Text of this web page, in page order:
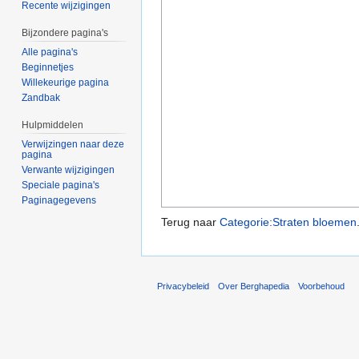
Terug naar Categorie:Straten bloemen.
Recente wijzigingen
Bijzondere pagina's
Alle pagina's
Beginnetjes
Willekeurige pagina
Zandbak
Hulpmiddelen
Verwijzingen naar deze
pagina
Verwante wijzigingen
Speciale pagina's
Paginagegevens
Privacybeleid Over Berghapedia Voorbehoud